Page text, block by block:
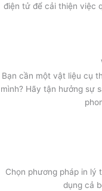
điện tử để cải thiện việc
Bạn cần một vật liệu cụ
mình? Hãy tận hưởng sự
Chọn phương pháp in lý
dụng cả